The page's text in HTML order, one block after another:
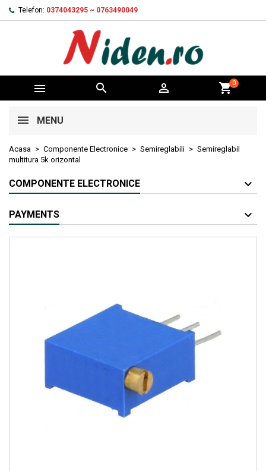
Telefon: 0374043295 ~ 0763490049
   shopping_cart0
MENU
Acasa Componente Electronice Semireglabili
Semireglabil
multitura 5k orizontal
COMPONENTE ELECTRONICE
PAYMENTS